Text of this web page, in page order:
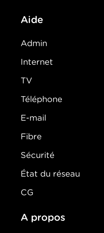
Aide
Admin
Internet
TV
Téléphone
E-mail
Fibre
Sécurité
État du réseau
CG
A propos